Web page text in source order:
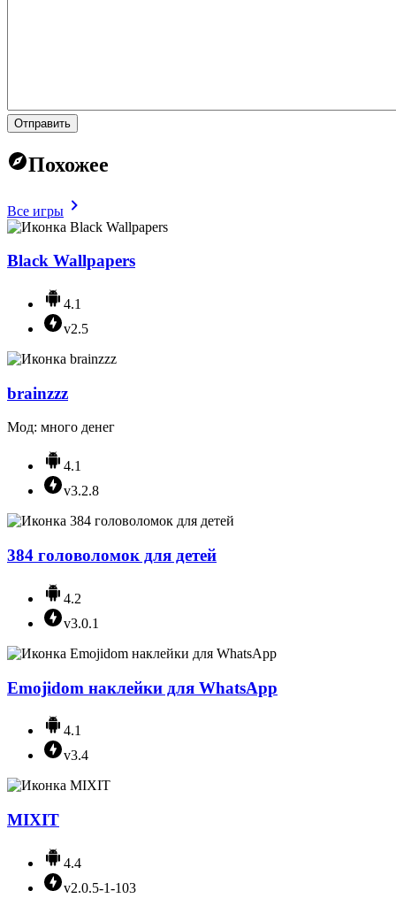
Отправить
Похожее
Все игры
Black Wallpapers
4.1
v2.5
brainzzz
Мод: много денег
4.1
v3.2.8
384 головоломок для детей
4.2
v3.0.1
Emojidom наклейки для WhatsApp
4.1
v3.4
MIXIT
4.4
v2.0.5-1-103